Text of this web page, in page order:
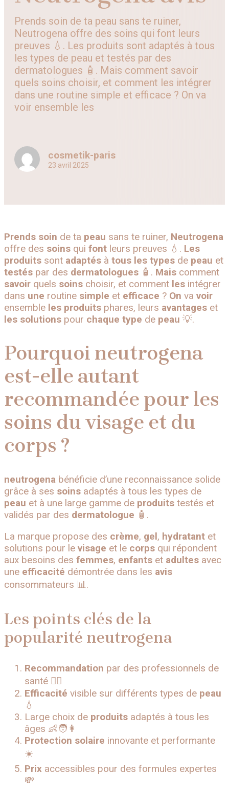
Prends soin de ta peau sans te ruiner,
Neutrogena offre des soins qui font leurs
preuves 💧. Les produits sont adaptés à tous
les types de peau et testés par des
dermatologues 🧴. Mais comment savoir
quels soins choisir, et comment les intégrer
dans une routine simple et efficace ? On va
voir ensemble les
cosmetik-paris
23 avril 2025
Prends soin de ta peau sans te ruiner, Neutrogena
offre des soins qui font leurs preuves 💧. Les
produits sont adaptés à tous les types de peau et
testés par des dermatologues 🧴. Mais comment
savoir quels soins choisir, et comment les intégrer
dans une routine simple et efficace ? On va voir
ensemble les produits phares, leurs avantages et
les solutions pour chaque type de peau 💡.
Pourquoi neutrogena
est-elle autant
recommandée pour les
soins du visage et du
corps ?
neutrogena bénéficie d’une reconnaissance solide
grâce à ses soins adaptés à tous les types de
peau et à une large gamme de produits testés et
validés par des dermatologue 🧴.
La marque propose des crème, gel, hydratant et
solutions pour le visage et le corps qui répondent
aux besoins des femmes, enfants et adultes avec
une efficacité démontrée dans les avis
consommateurs 📊.
Les points clés de la
popularité neutrogena
Recommandation par des professionnels de
santé 👩‍⚕️
Efficacité visible sur différents types de peau
💧
Large choix de produits adaptés à tous les
âges 👶🧑👩
Protection solaire innovante et performante
☀️
Prix accessibles pour des formules expertes
💸